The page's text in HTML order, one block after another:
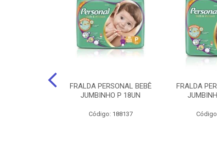
FRALDA PERSONAL BEBÊ
JUMBINHO P 18UN
Código: 188137
FRALDA